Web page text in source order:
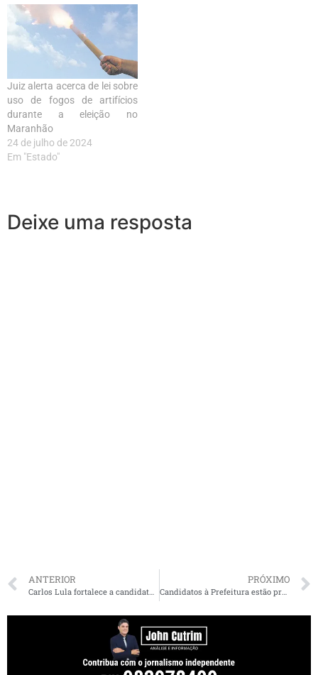
Juiz alerta acerca de lei sobre
uso de fogos de artifícios
durante a eleição no
Maranhão
24 de julho de 2024
Em "Estado"
Deixe uma resposta
ANTERIOR
Carlos Lula fortalece a candidatura de Amílcar em Barreirinhas
PRÓXIMO
Candidatos à Prefeitura estão proibidos de utilizar carros de som de forma irregular em Arari